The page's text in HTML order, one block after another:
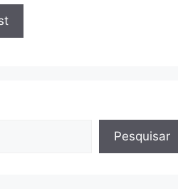
Pesquisar